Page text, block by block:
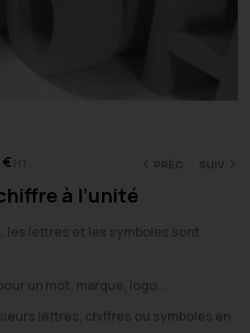
PRÉC SUIV
€
à l’unité
les lettres et les symboles sont
un mot, marque, logo….
lettres, chiffres ou symboles en